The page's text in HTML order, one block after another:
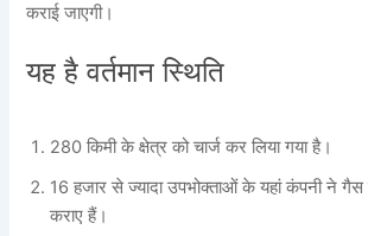
कराई जाएगी।
यह है वर्तमान स्थिति
280 किमी के क्षेत्र को चार्ज कर लिया गया है।
16 हजार से ज्यादा उपभोक्ताओं के यहां कंपनी ने गैस
कराए हैं।